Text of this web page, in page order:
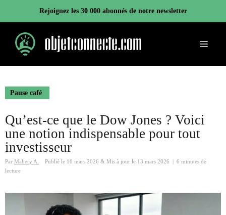
contenu
Rejoignez les 30 000 abonnés de notre newsletter
Menu
Pause café
Qu’est-ce que le Dow Jones ? Voici
une notion indispensable pour tout
investisseur
Par Mahery A. Publié le 10 mars 2026 & Mis à jour le 13 mars 2026
6 minutes de
lecture